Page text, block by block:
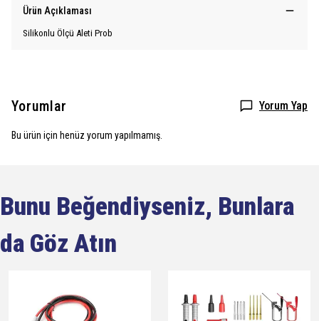
Ürün Açıklaması
Silikonlu Ölçü Aleti Prob
Yorumlar Yorum Yap
Bu ürün için henüz yorum yapılmamış.
Bunu Beğendiyseniz, Bunlara
da Göz Atın